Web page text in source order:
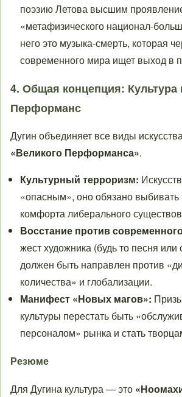
поэзию Летова высшим
«метафизического национал-
него это музыка-смерть, которая
современного мира ищет выход в
4. Общая концепция: Культура
Перформанс
Дугин объединяет все виды
«Великого Перформанса».
Культурный терроризм:
«опасным», оно обязано выбивать
комфорта либерального
Восстание против
жест художника (будь то песня или
должен быть направлен против
количества» и глобализации.
Манифест «Новых магов»:
культуры перестать быть
персоналом» рынка и стать
Резюме
Для Дугина культура — это